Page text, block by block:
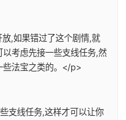
,如果错过了这个剧情,就
考虑先接一些支线任务,然
些法宝之类的。</p>
支线任务,这样才可以让你